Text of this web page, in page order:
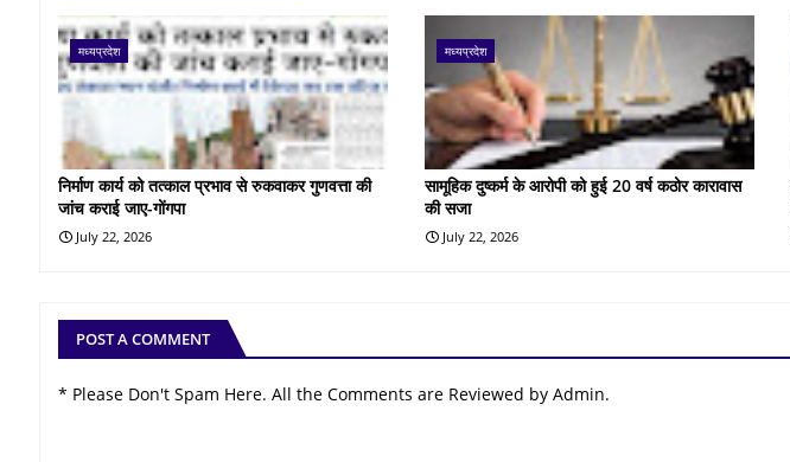
मध्यप्रदेश
निर्माण कार्य को तत्काल प्रभाव से रुकवाकर गुणवत्ता की
जांच कराई जाए-गोंगपा
July 22, 2026
मध्यप्रदेश
सामूहिक दुष्कर्म के आरोपी को हुई 20 वर्ष कठोर कारावास
की सजा
July 22, 2026
POST A COMMENT
* Please Don't Spam Here. All the Comments are Reviewed by Admin.